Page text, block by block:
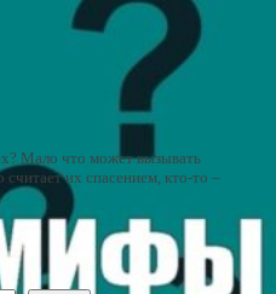
Мало что может вызывать
их спасением, кто-то –